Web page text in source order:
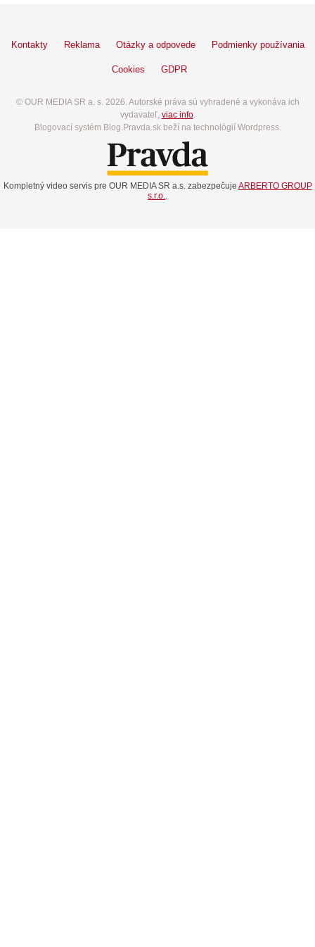
Kontakty Reklama Otázky a odpovede Podmienky používania
Cookies GDPR
© OUR MEDIA SR a. s. 2026. Autorské práva sú vyhradené a vykonáva ich
vydavateľ, viac info.
Blogovací systém Blog.Pravda.sk beží na technológií Wordpress.
Kompletný video servis pre OUR MEDIA SR a.s. zabezpečuje ARBERTO GROUP
s.r.o.